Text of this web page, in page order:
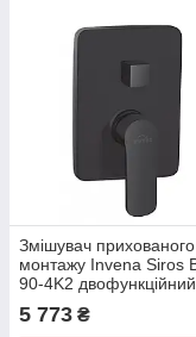
Змішувач прихованого
монтажу Invena Siros
90-4K2 двофункційний
квадратна розета
5 773 ₴